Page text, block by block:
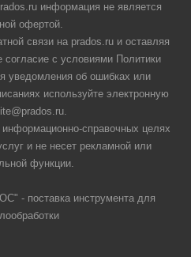
информация не является
офертой.
связи на prados.ru и оставляя
с условиями Политики
уведомления об ошибках или
используйте электронную
справочных целях
и не несет рекламной или
функции.
- поставка инструмента для